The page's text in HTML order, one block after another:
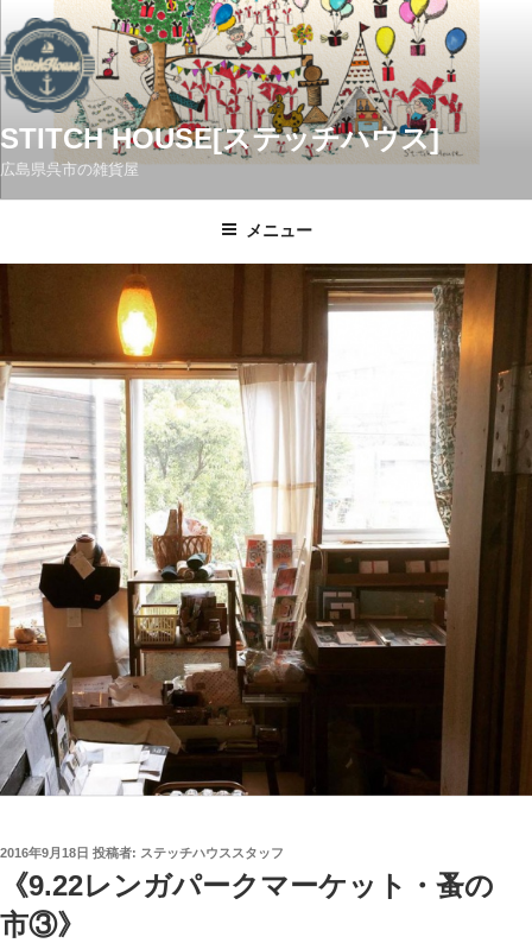
ン
テ
ン
ツ
へ
プ
STITCH HOUSE[ステッチハウス]
広島県呉市の雑貨屋
メニュー
投
2016年9月18日 投稿者: ステッチハウススタッフ
《9.22レンガパークマーケット・蚤の
市③》